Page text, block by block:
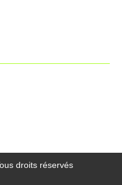
droits réservés